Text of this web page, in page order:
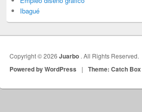
Ibagué
Copyright © 2026Juarbo . All Rights Reserved.
Powered by WordPress | Theme: Catch Box